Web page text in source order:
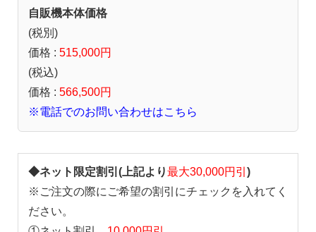
自販機本体価格
(税別)
価格 : 515,000円
(税込)
価格 : 566,500円
※電話でのお問い合わせはこちら
◆ネット限定割引(上記より最大30,000円引 )
※ご注文の際にご希望の割引にチェックを入れてく
ださい。